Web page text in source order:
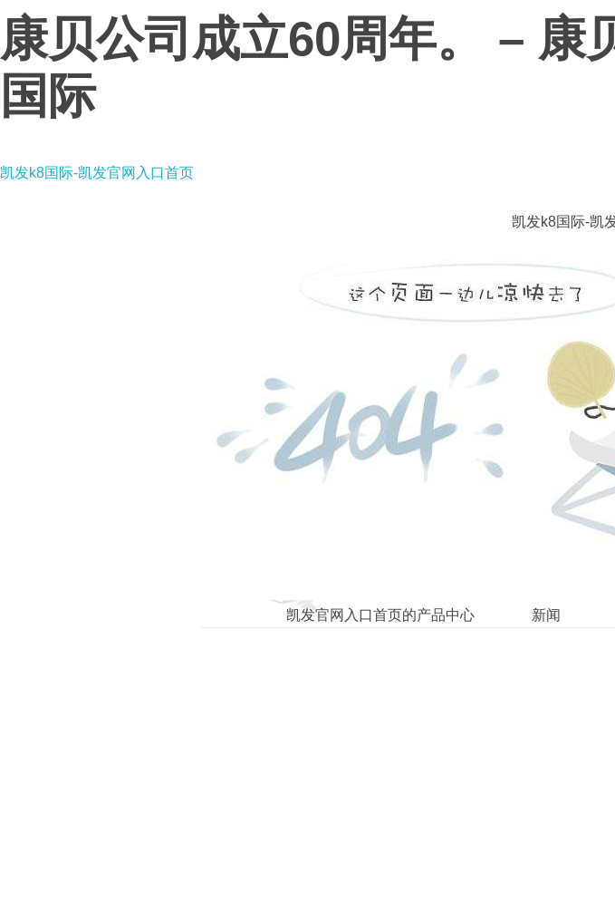
康贝公司成立60周年。 – 康
国际
凯发k8国际-凯发官网入口首页
凯发k8国际-凯
凯发官网入口首页的产品中心 新闻
康贝公司成立60周年。
december 18, 2017
康贝集团在世界各地的分公司以多种形式庆祝公司成立60周年。
子，康贝人不断创新、团结一致，秉承公司的经营理念，在下一
久的未来，传承发展，积极创造品牌价值，为实现育儿是幸福的